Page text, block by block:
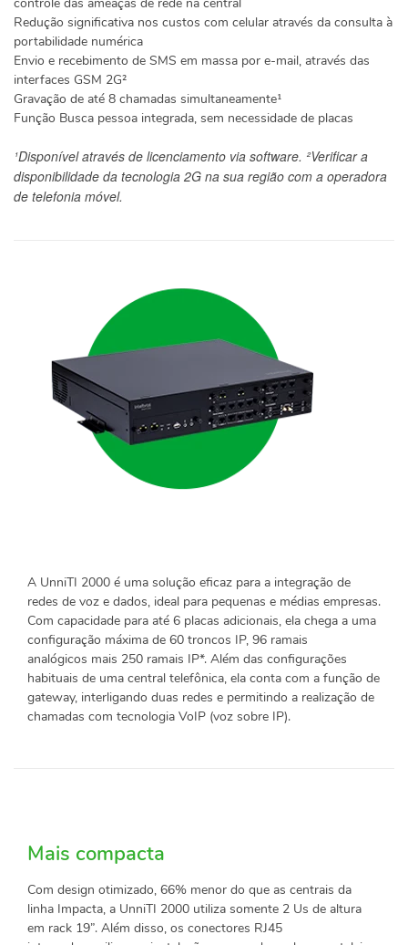
controle das ameaças de rede na central
Redução significativa nos custos com celular através da consulta à
portabilidade numérica
Envio e recebimento de SMS em massa por e-mail, através das
interfaces GSM 2G²
Gravação de até 8 chamadas simultaneamente¹
Função Busca pessoa integrada, sem necessidade de placas
¹Disponível através de licenciamento via software. ²Verificar a
disponibilidade da tecnologia 2G na sua região com a operadora
de telefonia móvel.
A UnniTI 2000 é uma solução eficaz para a integração de
redes de voz e dados, ideal para pequenas e médias empresas.
Com capacidade para até 6 placas adicionais, ela chega a uma
configuração máxima de 60 troncos IP, 96 ramais
analógicos mais 250 ramais IP*. Além das configurações
habituais de uma central telefônica, ela conta com a função de
gateway, interligando duas redes e permitindo a realização de
chamadas com tecnologia VoIP (voz sobre IP).
Mais compacta
Com design otimizado, 66% menor do que as centrais da
linha Impacta, a UnniTI 2000 utiliza somente 2 Us de altura
em rack 19”. Além disso, os conectores RJ45